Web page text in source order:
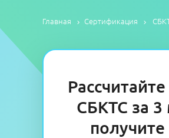
Главная Сертификация
СБКТС за